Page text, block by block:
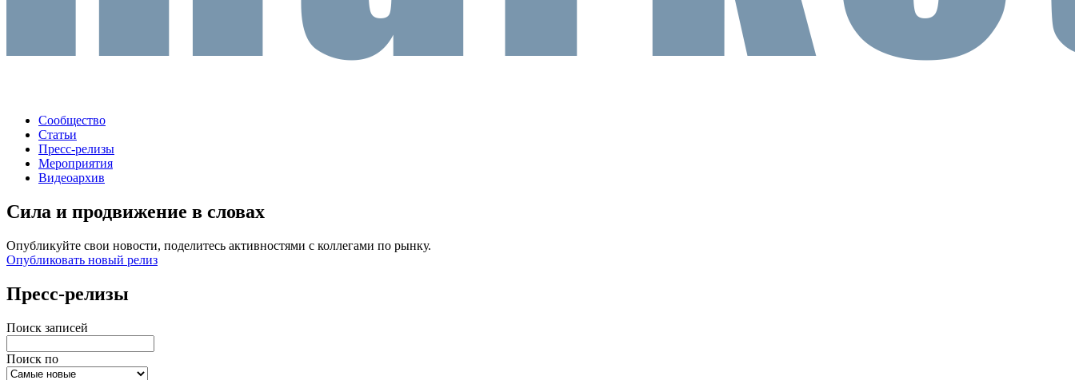
Сообщество
Статьи
Пресс-релизы
Мероприятия
Видеоархив
Сила и продвижение в словах
Опубликуйте свои новости, поделитесь активностями с коллегами по рынку.
Опубликовать новый релиз
Пресс-релизы
Поиск записей
Поиск по